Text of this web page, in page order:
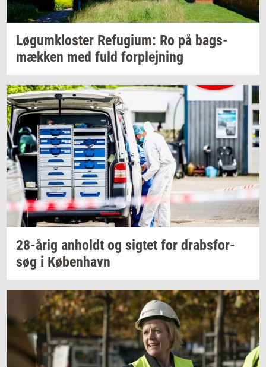
Løgum­klo­ster Re­fu­gi­um: Ro på bags­
mæk­ken med fuld for­plej­ning
28-årig an­holdt og sig­tet for drabs­for­
søg i Kø­ben­havn